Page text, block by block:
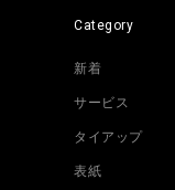
Category
新着
サービス
タイアップ
表紙